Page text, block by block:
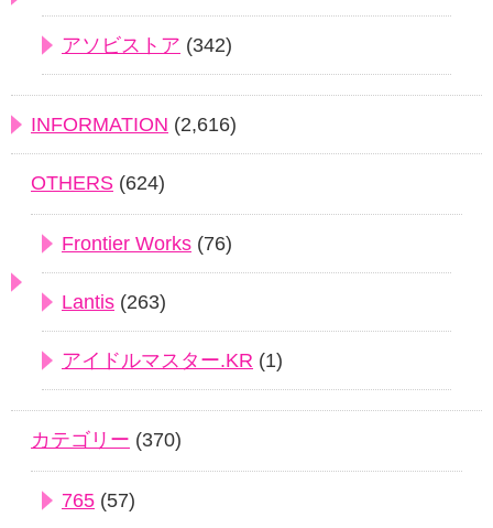
アソビストア (342)
INFORMATION (2,616)
OTHERS (624)
Frontier Works (76)
Lantis (263)
アイドルマスター.KR (1)
カテゴリー (370)
765 (57)